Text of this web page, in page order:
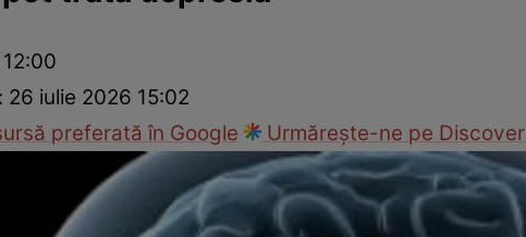
Medicii răspund
26 iulie 2026 15:02
preferată în Google
Urmărește-ne pe Discover